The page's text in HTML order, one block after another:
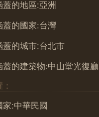
蓋的地區:亞洲
蓋的國家:台灣
蓋的城市:台北市
蓋的建築物:中山堂光復廳
家:中華民國